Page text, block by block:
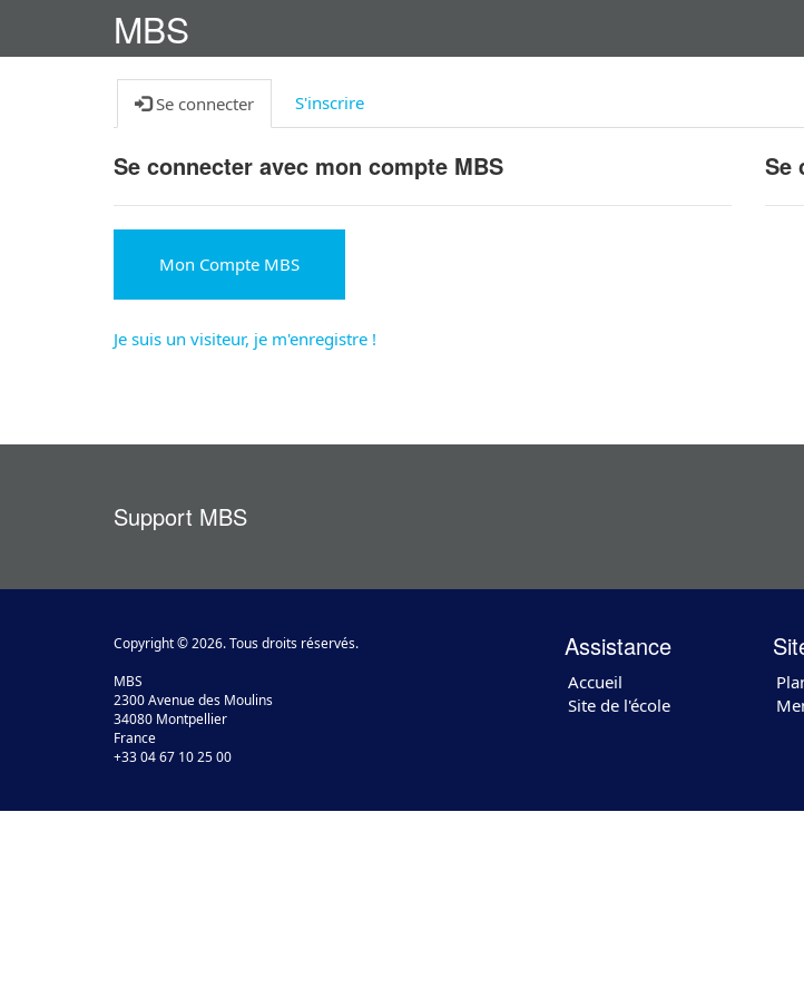
MBS
Se connecter S'inscrire
Se connecter avec mon compte MBS
Mon Compte MBS
Je suis un visiteur, je m'enregistre !
Se
Support MBS
Copyright © 2026. Tous droits réservés.
MBS
2300 Avenue des Moulins
34080 Montpellier
France
+33 04 67 10 25 00
Assistance
Accueil
Site de l'école